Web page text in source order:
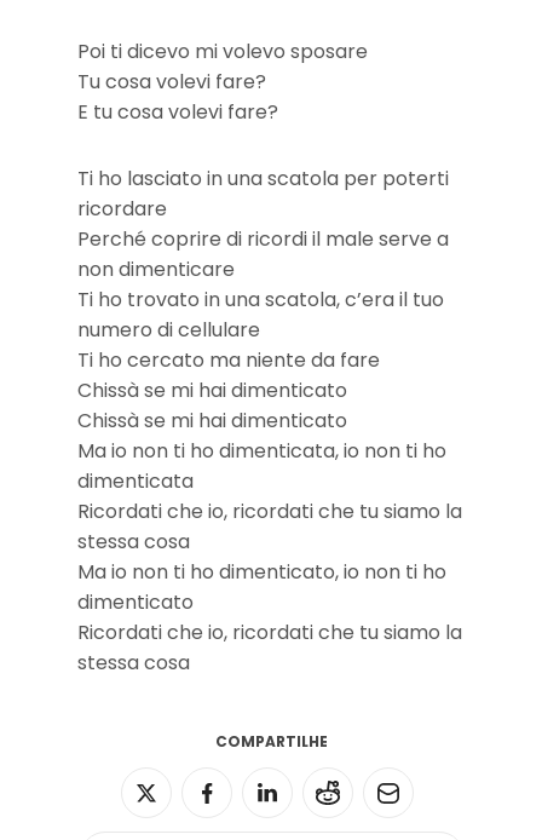
Poi ti dicevo mi volevo sposare
Tu cosa volevi fare?
E tu cosa volevi fare?
Ti ho lasciato in una scatola per poterti
ricordare
Perché coprire di ricordi il male serve a
non dimenticare
Ti ho trovato in una scatola, c’era il tuo
numero di cellulare
Ti ho cercato ma niente da fare
Chissà se mi hai dimenticato
Chissà se mi hai dimenticato
Ma io non ti ho dimenticata, io non ti ho
dimenticata
Ricordati che io, ricordati che tu siamo la
stessa cosa
Ma io non ti ho dimenticato, io non ti ho
dimenticato
Ricordati che io, ricordati che tu siamo la
stessa cosa
COMPARTILHE